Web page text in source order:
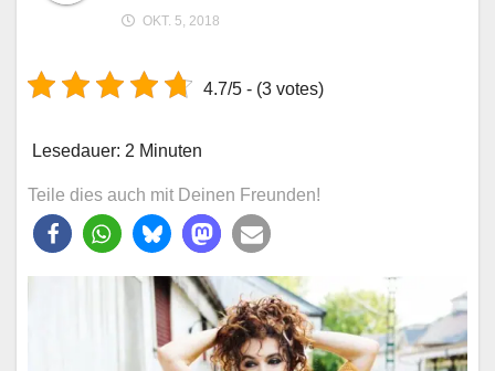
OKT. 5, 2018
4.7/5 - (3 votes)
Lesedauer: 2 Minuten
Teile dies auch mit Deinen Freunden!